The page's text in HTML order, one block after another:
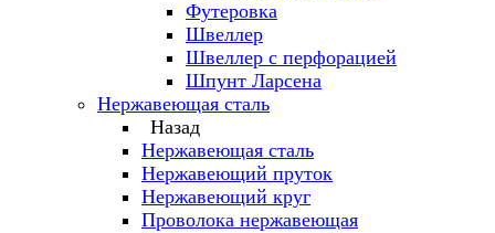
Футеровка
Швеллер
Швеллер с перфорацией
Шпунт Ларсена
Нержавеющая сталь
Назад
Нержавеющая сталь
Нержавеющий пруток
Нержавеющий круг
Проволока нержавеющая